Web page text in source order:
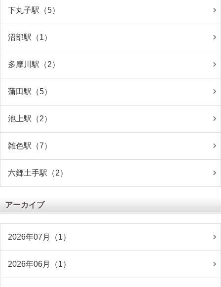
下丸子駅（5）
沼部駅（1）
多摩川駅（2）
蒲田駅（5）
池上駅（2）
雑色駅（7）
六郷土手駅（2）
アーカイブ
2026年07月（1）
2026年06月（1）